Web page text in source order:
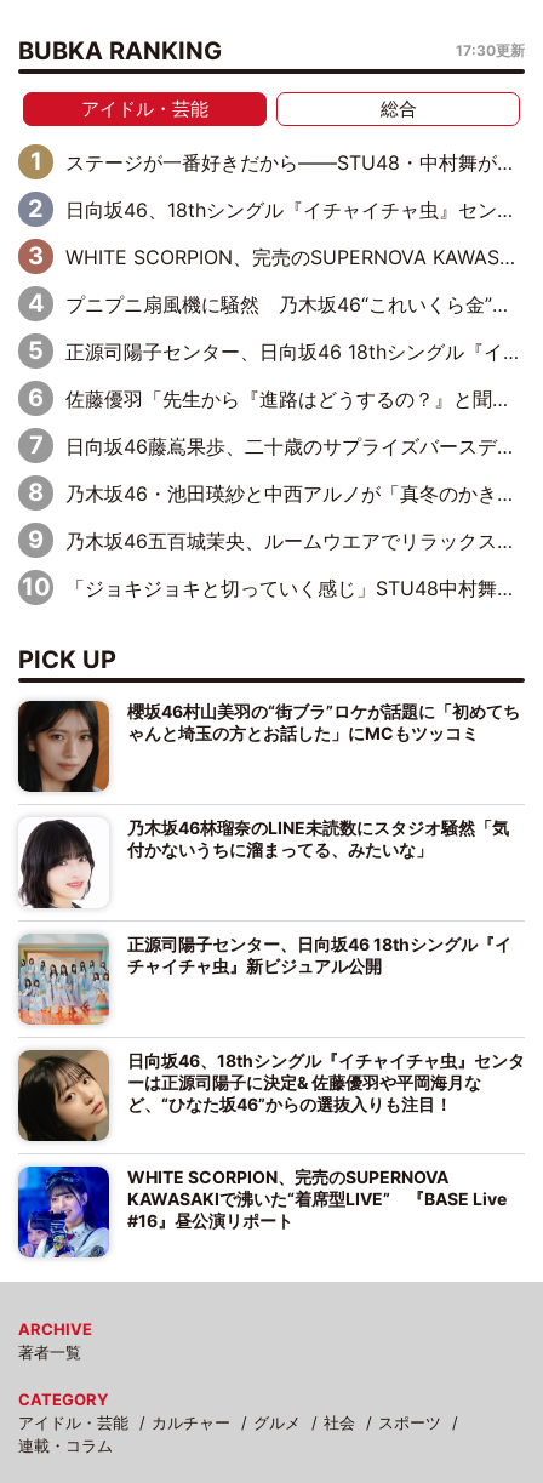
BUBKA RANKING 17:30更新
アイドル・芸能 総合
ステージが一番好きだから――STU48・中村舞が描く“これからの私”
日向坂46、18thシングル『イチャイチャ虫』センターは正源司陽子に決定& 佐藤優羽や平岡海月など、“ひなた坂46”からの選抜入りも注目！
WHITE SCORPION、完売のSUPERNOVA KAWASAKIで沸いた“着席型LIVE” 『BASE Live #16』昼公演リポート
プニプニ扇風機に騒然 乃木坂46“これいくら金”延長中は今回もわちゃわちゃ全開
正源司陽子センター、日向坂46 18thシングル『イチャイチャ虫』新ビジュアル公開
佐藤優羽「先生から『進路はどうするの？』と聞かれて。『実は……』とXのトレンドで1位になっているスマホを見せました」【日向坂46『五期生LIVE』開催記念 五期生“変革”ドキュメンタリー③】
日向坂46藤嶌果歩、二十歳のサプライズバースデーに大喜び「頼られる先輩になれるように努力していきたい」
乃木坂46・池田瑛紗と中西アルノが「真冬のかき氷」騒動で火花散らす！ 因縁の裏にあるのは、逆境をともに“凌”ぐ似た者同士の絆
乃木坂46五百城茉央、ルームウエアでリラックス「今回のグラビアを見て成長を感じていただけるとうれしい」
「ジョキジョキと切っていく感じ」STU48中村舞、新しい挑戦は自らの手で
PICK UP
櫻坂46村山美羽の“街ブラ”ロケが話題に「初めてち
ゃんと埼玉の方とお話した」にMCもツッコミ
乃木坂46林瑠奈のLINE未読数にスタジオ騒然「気
付かないうちに溜まってる、みたいな」
正源司陽子センター、日向坂46 18thシングル『イ
チャイチャ虫』新ビジュアル公開
日向坂46、18thシングル『イチャイチャ虫』センタ
ーは正源司陽子に決定& 佐藤優羽や平岡海月な
ど、“ひなた坂46”からの選抜入りも注目！
WHITE SCORPION、完売のSUPERNOVA
KAWASAKIで沸いた“着席型LIVE” 『BASE Live
#16』昼公演リポート
ARCHIVE
著者一覧
CATEGORY
アイドル・芸能
カルチャー グルメ 社会
スポーツ
連載・コラム